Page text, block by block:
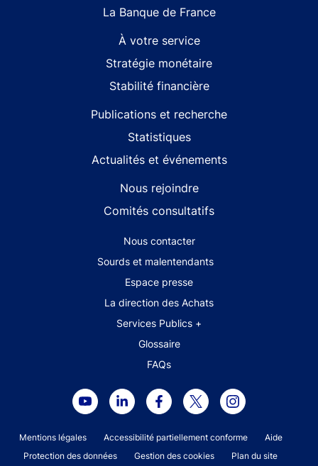
Ensemble dialoguons
G7 Évian 2026
La Banque de France
À votre service
Stratégie monétaire
Stabilité financière
Publications et recherche
Statistiques
Actualités et événements
Nous rejoindre
Comités consultatifs
Footer secondary menu
Glossaire